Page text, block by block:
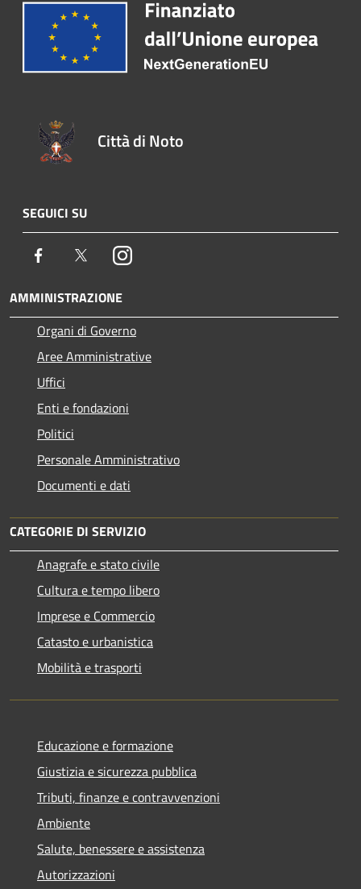
Città di Noto
SEGUICI SU
Facebook TwitterInstagram
AMMINISTRAZIONE
Organi di Governo
Aree Amministrative
Uffici
Enti e fondazioni
Politici
Personale Amministrativo
Documenti e dati
CATEGORIE DI SERVIZIO
Anagrafe e stato civile
Cultura e tempo libero
Imprese e Commercio
Catasto e urbanistica
Mobilità e trasporti
Educazione e formazione
Giustizia e sicurezza pubblica
Tributi, finanze e contravvenzioni
Ambiente
Salute, benessere e assistenza
Autorizzazioni